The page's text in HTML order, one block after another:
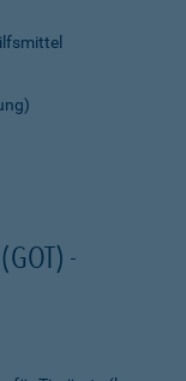
-